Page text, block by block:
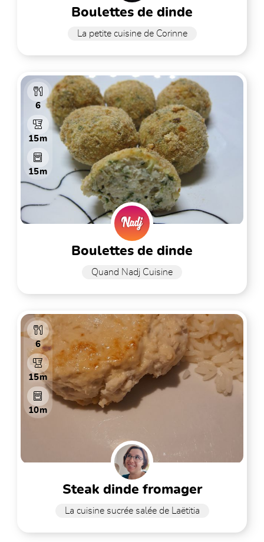
boulettes de dinde
La petite cuisine de Corinne
6
15m
15m
boulettes de dinde
Quand Nadj Cuisine
6
15m
10m
steak dinde fromager
La cuisine sucrée salée de Laëtitia